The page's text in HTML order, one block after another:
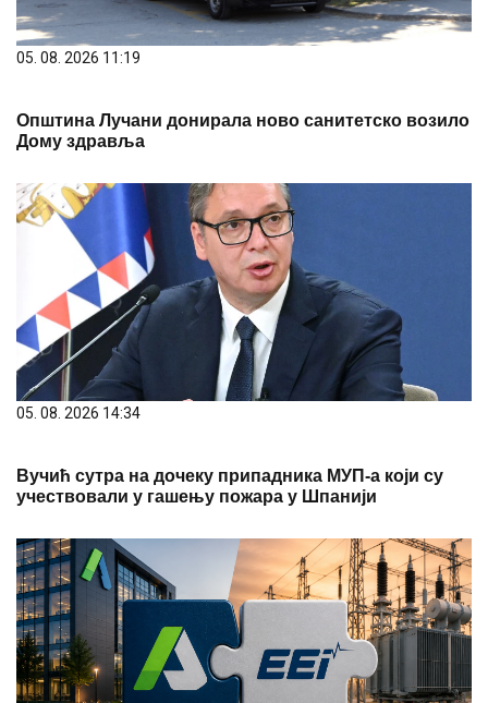
05. 08. 2026 11:19
Општина Лучани донирала ново санитетско возило
Дому здравља
05. 08. 2026 14:34
Вучић сутра на дочеку припадника МУП-а који су
учествовали у гашењу пожара у Шпанији